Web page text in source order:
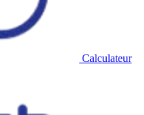
Calculateur